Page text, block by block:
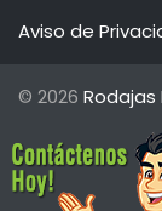
Aviso de
© 2026 Rodajas